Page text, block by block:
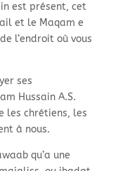
est présent, cet
et le Maqam e
l’endroit où vous
ses
Hussain A.S.
les chrétiens, les
à nous.
qu’a une